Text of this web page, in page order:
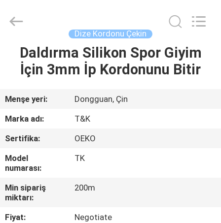
S
HAKKIMIZDA
FABRIKA
TURU
KALITE
Accessories
Co.,Ltd.
Dize Kordonu Çekin
Daldırma Silikon Spor Giyim
İçin 3mm İp Kordonunu Bitir
Menşe yeri:
Dongguan, Çin
Marka adı:
T&K
Sertifika:
OEKO
Model
numarası:
TK
Min sipariş
miktarı:
200m
Fiyat:
Negotiate